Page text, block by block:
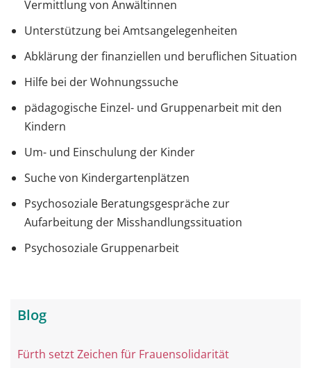
Vermittlung von Anwältinnen
Unterstützung bei Amtsangelegenheiten
Abklärung der finanziellen und beruflichen Situation
Hilfe bei der Wohnungssuche
pädagogische Einzel- und Gruppenarbeit mit den
Kindern
Um- und Einschulung der Kinder
Suche von Kindergartenplätzen
Psychosoziale Beratungsgespräche zur
Aufarbeitung der Misshandlungssituation
Psychosoziale Gruppenarbeit
Blog
Fürth setzt Zeichen für Frauensolidarität